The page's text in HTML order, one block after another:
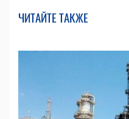
ЧИТАЙТЕ ТАКЖЕ